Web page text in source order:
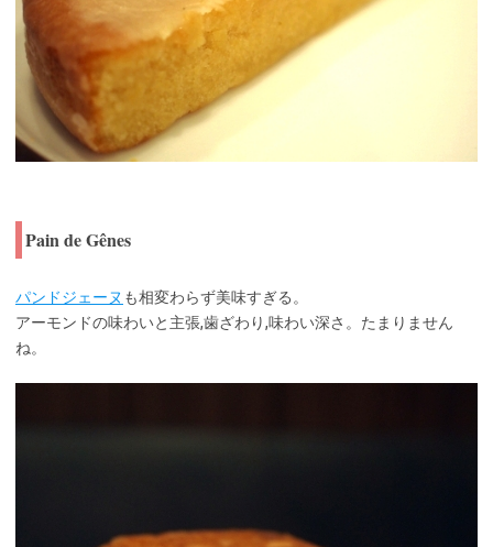
Pain de Gênes
パンドジェーヌ も相変わらず美味すぎる。
アーモンドの味わいと主張,歯ざわり,味わい深さ。たまりません
ね。